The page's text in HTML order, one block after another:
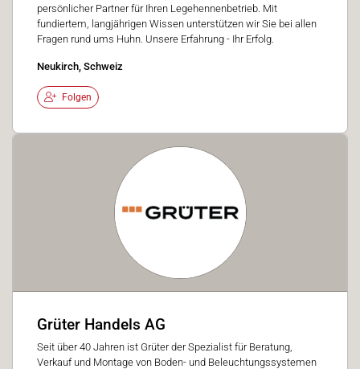
persönlicher Partner für Ihren Legehennenbetrieb. Mit
fundiertem, langjährigen Wissen unterstützen wir Sie bei allen
Fragen rund ums Huhn. Unsere Erfahrung - Ihr Erfolg.
Neukirch, Schweiz
Folgen
Grüter Handels AG
Seit über 40 Jahren ist Grüter der Spezialist für Beratung,
Verkauf und Montage von Boden- und Beleuchtungssystemen